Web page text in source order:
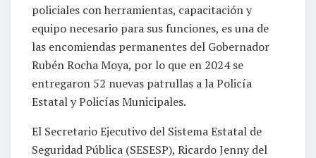
policiales con herramientas, capacitación y
equipo necesario para sus funciones, es una de
las encomiendas permanentes del Gobernador
Rubén Rocha Moya, por lo que en 2024 se
entregaron 52 nuevas patrullas a la Policía
Estatal y Policías Municipales.
El Secretario Ejecutivo del Sistema Estatal de
Seguridad Pública (SESESP), Ricardo Jenny del